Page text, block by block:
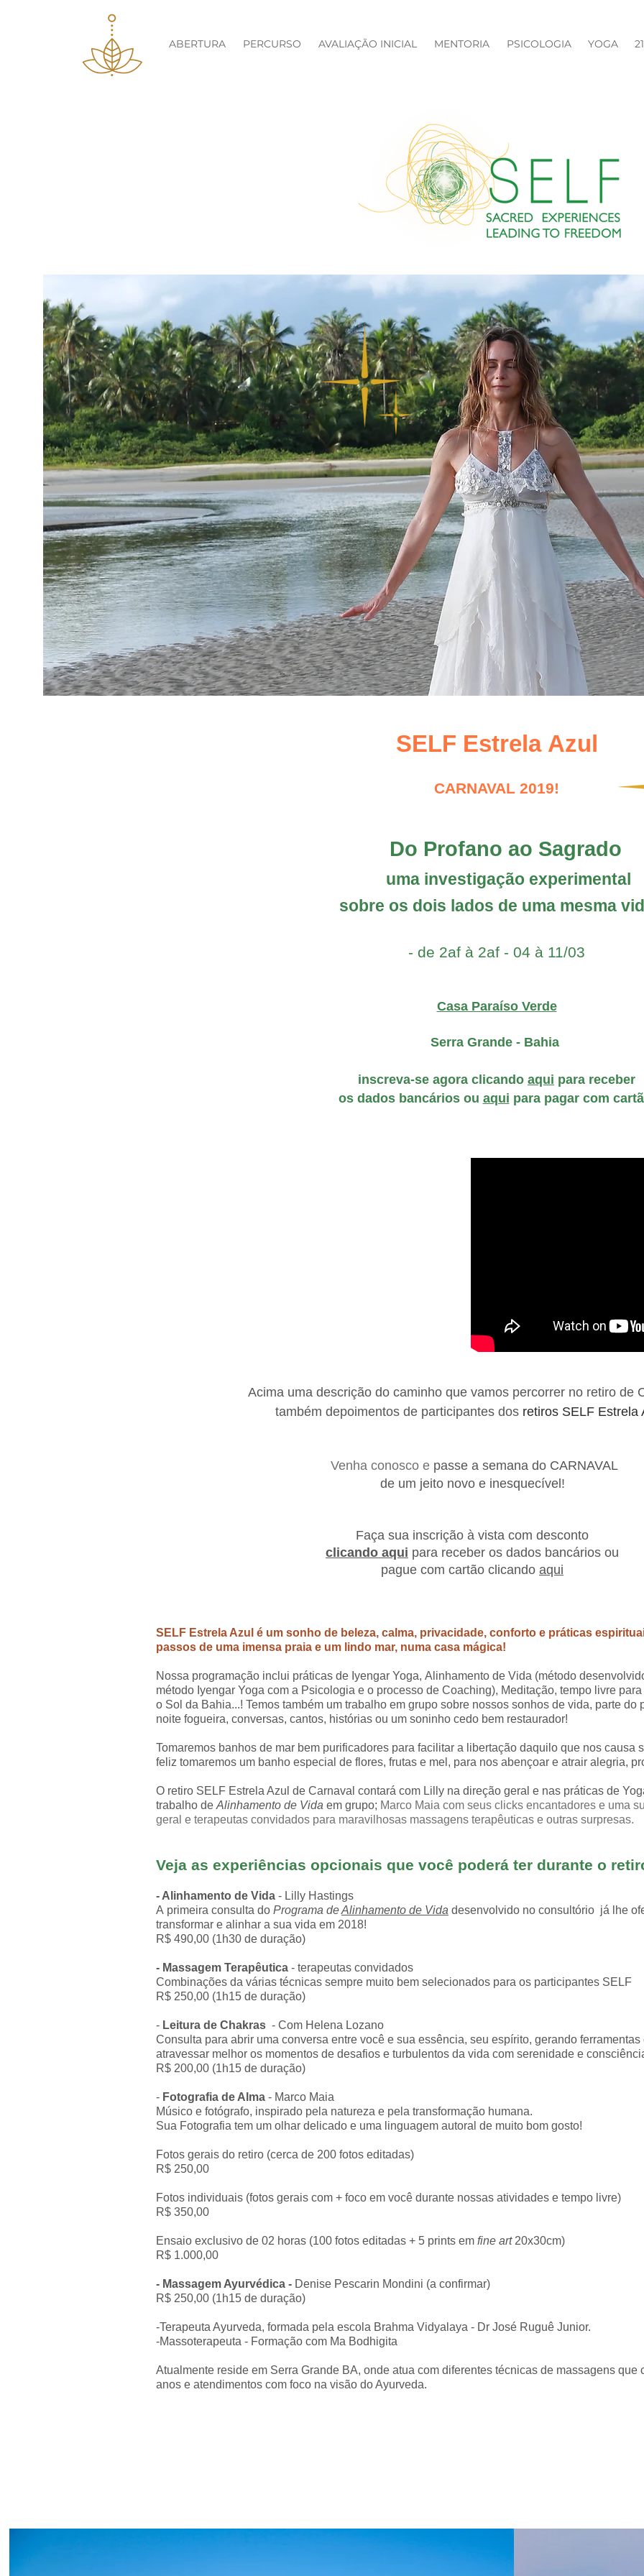
ABERTURA PERCURSO AVALIAÇÃO INICIAL MENTORIA PSICOLOGIA YOGA
SELF Estrela Azul
CARNAVAL 2019!
Do Profano ao Sagrado
uma investigação experimental
sobre os dois lados de uma mesma
- de 2af à 2af - 04 à 11/03
Casa Paraíso Verde
Serra Grande - Bahia
inscreva-se agora clicando aqui para receber
os dados bancários ou aqui para pagar com
Acima uma descrição do caminho que vamos percorrer no retiro de
também depoimentos de participantes dos retiros SELF Estrela
Venha conosco epasse a semana do CARNAVAL
de um jeito novo e inesquecível!
Faça sua inscrição à vista com desconto
clicando aqui para receber os dados bancários ou
pague com cartão clicando aqui
SELF Estrela Azul é um sonho de beleza, calma, privacidade, conforto e práticas
passos de uma imensa praia e um lindo mar, numa casa mágica!
Nossa programação inclui práticas de Iyengar Yoga, Alinhamento de Vida (método
método Iyengar Yoga com a Psicologia e o processo de Coaching), Meditação, tempo livre
o Sol da Bahia...! Temos também um trabalho em grupo sobre nossos sonhos de vida, parte do
noite fogueira, conversas, cantos, histórias ou um soninho cedo bem restaurador!
Tomaremos banhos de mar bem purificadores para facilitar a libertação daquilo que nos causa
feliz tomaremos um banho especial de flores, frutas e mel, para nos abençoar e atrair alegria,
O retiro SELF Estrela Azul de Carnaval contará com Lilly na direção geral e nas práticas de
trabalho de Alinhamento de Vida em grupo; Marco Maia com seus clicks encantadores e uma
geral e terapeutas convidados para maravilhosas massagens terapêuticas e outras surpresas.
Veja as experiências opcionais que você poderá ter durante o
- Alinhamento de Vida - Lilly Hastings
A primeira consulta do Programa deAlinhamento de Vida desenvolvido no consultório já lhe
transformar e alinhar a sua vida em 2018!
R$ 490,00 (1h30 de duração)
- Massagem Terapêutica - terapeutas convidados
Combinações da várias técnicas sempre muito bem selecionados para os participantes SELF
R$ 250,00 (1h15 de duração)
- Leitura de Chakras - Com Helena Lozano
Consulta para abrir uma conversa entre você e sua essência, seu espírito, gerando
atravessar melhor os momentos de desafios e turbulentos da vida com serenidade e
R$ 200,00 (1h15 de duração)
- Fotografia de Alma - Marco Maia
Músico e fotógrafo, inspirado pela natureza e pela transformação humana.
Sua Fotografia tem um olhar delicado e uma linguagem autoral de muito bom gosto!
Fotos gerais do retiro (cerca de 200 fotos editadas)
R$ 250,00
Fotos individuais (fotos gerais com + foco em você durante nossas atividades e tempo livre)
R$ 350,00
Ensaio exclusivo de 02 horas (100 fotos editadas + 5 prints em fine art 20x30cm)
R$ 1.000,00
- Massagem Ayurvédica - Denise Pescarin Mondini (a confirmar)
R$ 250,00 (1h15 de duração)
-Terapeuta Ayurveda, formada pela escola Brahma Vidyalaya - Dr José Ruguê Junior.
-Massoterapeuta - Formação com Ma Bodhigita
Atualmente reside em Serra Grande BA, onde atua com diferentes técnicas de massagens que
anos e atendimentos com foco na visão do Ayurveda.